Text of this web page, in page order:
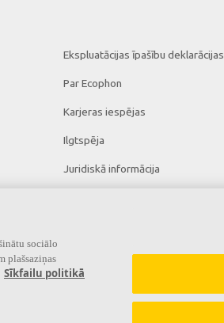
Ekspluatācijas īpašību deklarācijas
Par Ecophon
Karjeras iespējas
Ilgtspēja
Juridiskā informācija
sociālo
plašsaziņas
Sīkfailu politikā